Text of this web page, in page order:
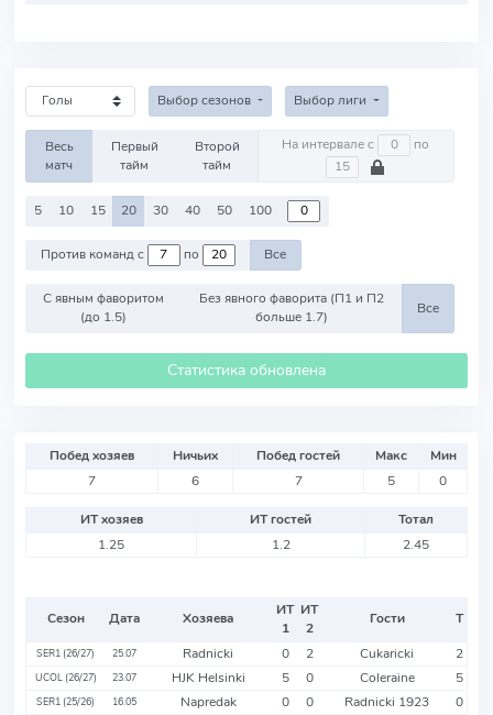
Выбор сезонов Выбор лиги
Весь
матч
Первый
тайм
Второй
тайм
На интервале с по
5 10 15 20 30 40 50 100
Против команд с по Все
С явным фаворитом
(до 1.5)
Без явного фаворита (П1 и П2
больше 1.7)
Все
Статистика обновлена
Побед хозяев Ничьих Побед гостей Макс
Мин
7
6 7 5 0
ИТ хозяев ИТ гостей
Тотал
1.25
1.2 2.45
Сезон Дата Хозяева
ИТ
1
ИТ
2
Гости Т
SER1 (26/27) 25.07 Radnicki 0 2 Cukaricki 2
UCOL (26/27) 23.07 HJK Helsinki 5 0 Coleraine 5
SER1 (25/26) 16.05 Napredak 0 0 Radnicki 1923 0